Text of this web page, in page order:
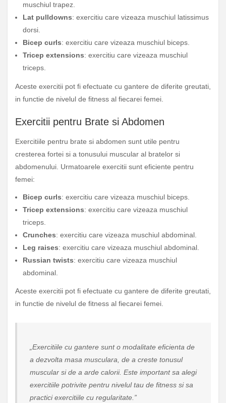
muschiul trapez.
Lat pulldowns: exercitiu care vizeaza muschiul latissimus
dorsi.
Bicep curls: exercitiu care vizeaza muschiul biceps.
Tricep extensions: exercitiu care vizeaza muschiul
triceps.
Aceste exercitii pot fi efectuate cu gantere de diferite greutati,
in functie de nivelul de fitness al fiecarei femei.
Exercitii pentru Brate si Abdomen
Exercitiile pentru brate si abdomen sunt utile pentru
cresterea fortei si a tonusului muscular al bratelor si
abdomenului. Urmatoarele exercitii sunt eficiente pentru
femei:
Bicep curls: exercitiu care vizeaza muschiul biceps.
Tricep extensions: exercitiu care vizeaza muschiul
triceps.
Crunches: exercitiu care vizeaza muschiul abdominal.
Leg raises: exercitiu care vizeaza muschiul abdominal.
Russian twists: exercitiu care vizeaza muschiul
abdominal.
Aceste exercitii pot fi efectuate cu gantere de diferite greutati,
in functie de nivelul de fitness al fiecarei femei.
„Exercitiile cu gantere sunt o modalitate eficienta de
a dezvolta masa musculara, de a creste tonusul
muscular si de a arde calorii. Este important sa alegi
exercitiile potrivite pentru nivelul tau de fitness si sa
practici exercitiile cu regularitate.”